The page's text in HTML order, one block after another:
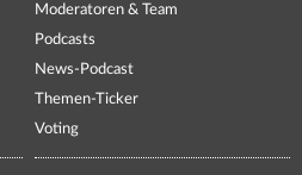
Moderatoren & Team
Podcasts
News-Podcast
Themen-Ticker
Voting